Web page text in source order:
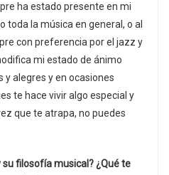
ha estado presente en mi
toda la música en general, o al
con preferencia por el jazz y
mi estado de ánimo
alegres y en ocasiones
te hace vivir algo especial y
que te atrapa, no puedes
filosofía musical? ¿Qué te